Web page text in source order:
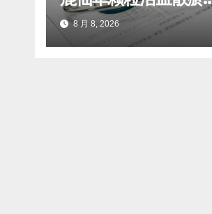
制毒结堆积
8 月 8, 2026